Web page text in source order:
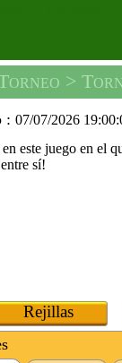
> Torneo De
:07/07/2026
Rejillas